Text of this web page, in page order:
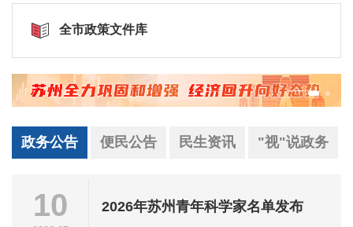
全市政策文件库
政务公告 便民公告 民生资讯 "视"说政务
10 2026年苏州青年科学家名单发布